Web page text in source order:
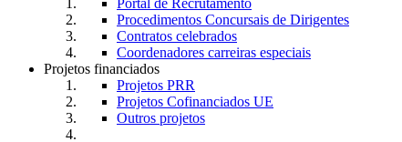
Portal de Recrutamento
Procedimentos Concursais de Dirigentes
Contratos celebrados
Coordenadores carreiras especiais
Projetos financiados
Projetos PRR
Projetos Cofinanciados UE
Outros projetos